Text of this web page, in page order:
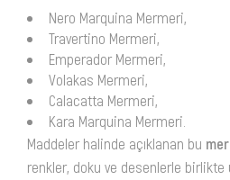
Nero Marquina Mermeri,
Travertino Mermeri,
Emperador Mermeri,
Volakas Mermeri,
Calacatta Mermeri,
Kara Marquina Mermeri.
Maddeler halinde açıklanan bu
renkler, doku ve desenlerle birlikte